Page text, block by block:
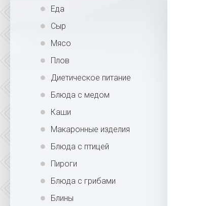
Еда
Сыр
Мясо
Плов
Диетическое питание
Блюда с медом
Каши
Макаронные изделия
Блюда с птицей
Пироги
Блюда с грибами
Блины